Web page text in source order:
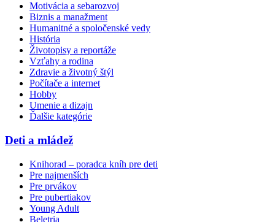
Motivácia a sebarozvoj
Biznis a manažment
Humanitné a spoločenské vedy
História
Životopisy a reportáže
Vzťahy a rodina
Zdravie a životný štýl
Počítače a internet
Hobby
Umenie a dizajn
Ďalšie kategórie
Deti a mládež
Knihorad – poradca kníh pre deti
Pre najmenších
Pre prvákov
Pre pubertiakov
Young Adult
Beletria